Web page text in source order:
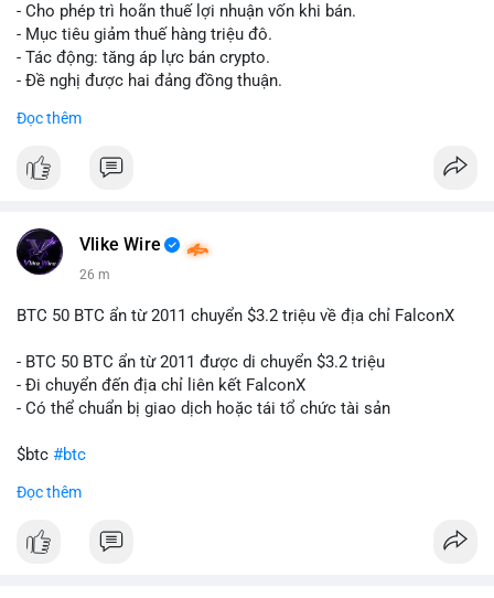
tái cơ cấu danh mục trước phiên giao dịch Âu-Mỹ. Tâm lý thị
trường có thể dao động nhẹ khi nhà đầu tư nhỏ lẻ theo dõi
động thái này.
và điểm đến của số BTC này trong 2-4 giờ tới. Nếu dòng tiền
phòng thủ. Nếu vào ví lạnh, có thể duy trì chiến lược nắm giữ
#160btc #vilanh #thanhkhoansan
- Cho phép trì hoãn thuế lợi nhuận vốn khi bán.
- Mục tiêu giảm thuế hàng triệu đô.
- Tác động: tăng áp lực bán crypto.
- Đề nghị được hai đảng đồng thuận.
📰 Nguồn: Cointelegraph
Đọc thêm
Vlike Wire
26 m
BTC 50 BTC ẩn từ 2011 chuyển $3.2 triệu về địa chỉ FalconX
- BTC 50 BTC ẩn từ 2011 được di chuyển $3.2 triệu
- Đi chuyển đến địa chỉ liên kết FalconX
- Có thể chuẩn bị giao dịch hoặc tái tổ chức tài sản
$btc #btc
#vlikevn
📰 Nguồn: CoinDesk
Đọc thêm